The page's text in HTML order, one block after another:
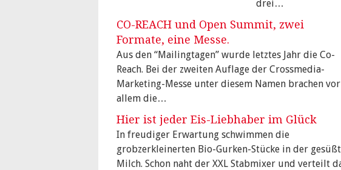
drei…
CO-REACH und Open Summit, zwei
Formate, eine Messe.
Aus den “Mailingtagen” wurde letztes Jahr die Co-
Reach. Bei der zweiten Auflage der Crossmedia-
Marketing-Messe unter diesem Namen brachen vor
allem die…
Hier ist jeder Eis-Liebhaber im Glück
In freudiger Erwartung schwimmen die
grobzerkleinerten Bio-Gurken-Stücke in der
Milch. Schon naht der XXL Stabmixer und verteilt